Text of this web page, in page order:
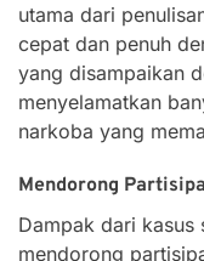
utama dari
cepat dan penuh
yang disampaikan
menyelamatkan
narkoba yang
Mendorong
Dampak dari kasus
mendorong